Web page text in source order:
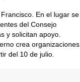
En el lugar se
del Consejo
y solicitan apoyo.
crea organizaciones
del 10 de julio.